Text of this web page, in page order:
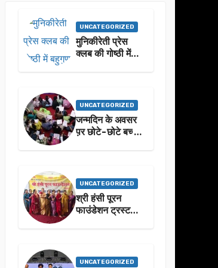
UNCATEGORIZED
मुनिकीरेती प्रेस
क्लब की गोष्ठी में
UNCATEGORIZED
जन्मदिन के अवसर
प़र छोटे-छोटे बच्चो
UNCATEGORIZED
श्री हंसी पूरन
फाउंडेशन ट्रस्ट
UNCATEGORIZED